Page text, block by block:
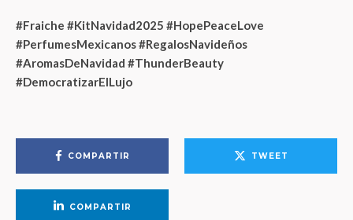
#Fraiche #KitNavidad2025 #HopePeaceLove
#PerfumesMexicanos #RegalosNavideños
#AromasDeNavidad #ThunderBeauty
#DemocratizarElLujo
COMPARTIR TWEET
COMPARTIR